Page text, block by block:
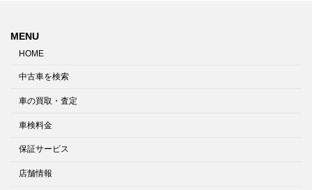
MENU
HOME
中古車を検索
車の買取・査定
車検料金
保証サービス
店舗情報